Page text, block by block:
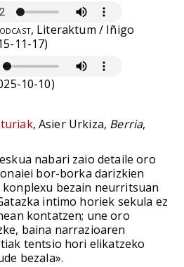
, Literaktum / Iñigo
11-17)
10-10)
, Asier Urkiza, Berria,
nabari zaio detaile oro
bor-borka darizkien
bezain neurritsuan
intimo horiek sekula ez
kontatzen; une oro
baina narrazioaren
tentsio hori elikatzeko
bezala».